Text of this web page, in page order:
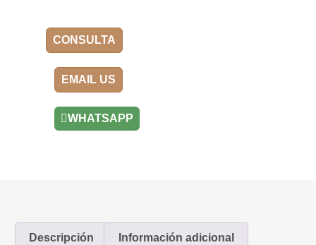
CONSULTA
EMAIL US
WHATSAPP
Descripción Información adicional